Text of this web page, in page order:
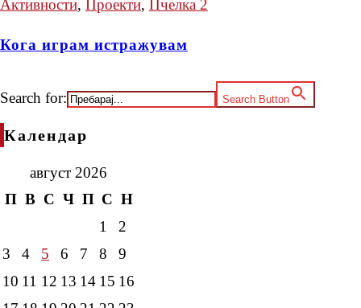
Активности, Проекти, Пчелка 2
Кога играм истражувам
Search for: Search Button
Календар
август 2026
П В С Ч П С Н
1
2
3
4 5 6 7 8
9
10 11 12 13 14 15 16